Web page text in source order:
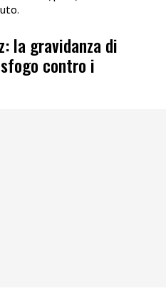
la gravidanza di
contro i